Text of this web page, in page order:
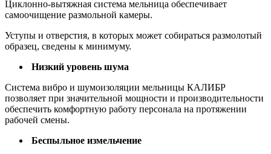
Циклонно-вытяжная система мельница обеспечивает
самоочищение размольной камеры.
Уступы и отверстия, в которых может собираться размолотый
образец, сведены к минимуму.
Низкий уровень шума
Система вибро и шумоизоляции мельницы КАЛИБР
позволяет при значительной мощности и производительности
обеспечить комфортную работу персонала на протяжении
рабочей смены.
Беспыльное измельчение